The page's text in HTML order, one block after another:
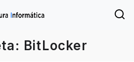
BitLocker